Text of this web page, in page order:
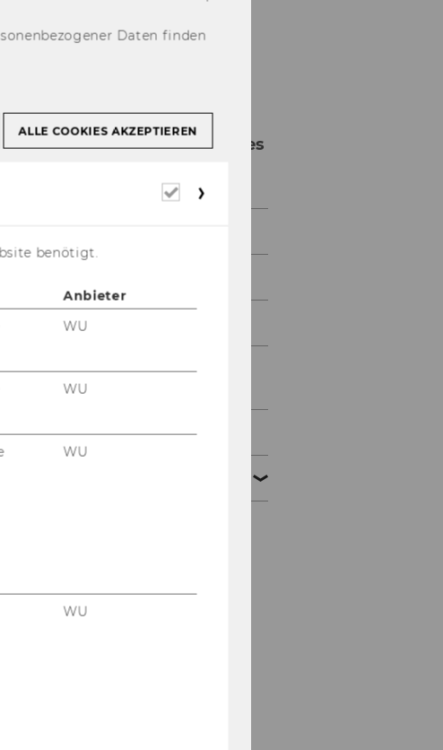
77. Jahrestagung des
Programm
Aktuelles,
Programmänderungen
Publikationen
28.5.2015:
Daten finden
ALLE COOKIES AKZEPTIEREN
Erforderliche
benötigt.
Anbieter
WU
WU
WU
WU